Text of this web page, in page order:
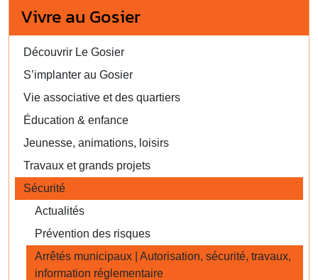
Vivre au Gosier
Découvrir Le Gosier
S’implanter au Gosier
Vie associative et des quartiers
Éducation & enfance
Jeunesse, animations, loisirs
Travaux et grands projets
Sécurité
Actualités
Prévention des risques
Arrêtés municipaux | Autorisation, sécurité, travaux,
information réglementaire